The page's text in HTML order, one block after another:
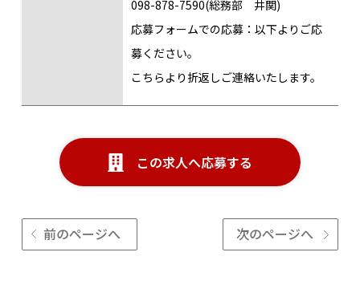
098-878-7590(総務部 井関)
応募フォームでの応募：以下よりご応
募ください。
こちらより折返しご連絡いたします。
この求人へ応募する
前のページへ 次のページへ